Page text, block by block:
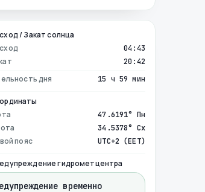
/ Закат солнца
04:43
20:42
дня 15 ч 59 мин
47.6191° Пн
34.5378° Сх
пояс UTC+2 (EET)
гидрометцентра
временно